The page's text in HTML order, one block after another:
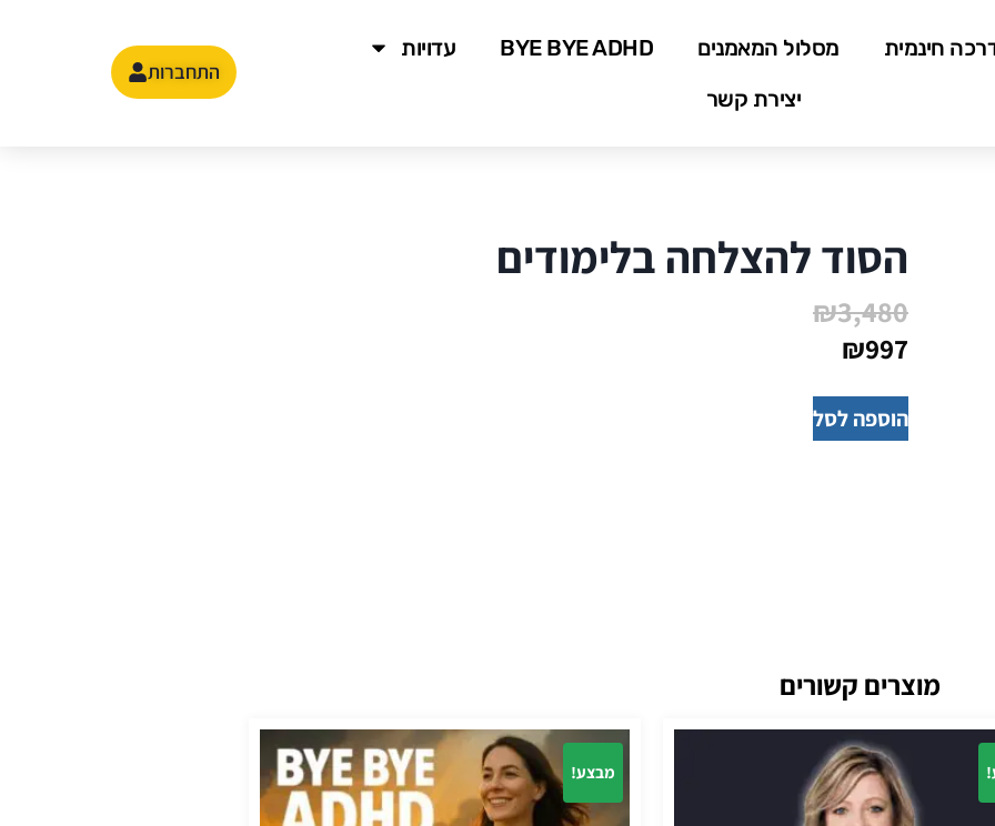
חינמית מסלול המאמנים BYE BYE ADHD
עדויות
יצירת קשר
התחברות
הסוד להצלחה בלימודים
₪3,480
₪997
הוספה לסל
מוצרים קשורים
מבצע!